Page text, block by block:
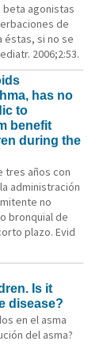
beta agonistas
de
éstas, si no se
2006;2:53.
has no
to
benefit
during the
tres años con
administración
no
bronquial de
plazo. Evid
Is it
disease?
en el asma
del asma?